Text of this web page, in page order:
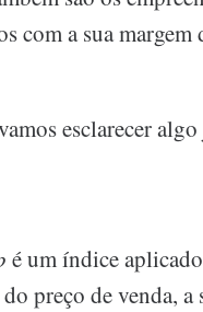
com a sua margem
esclarecer
é um índice
preço de venda, a